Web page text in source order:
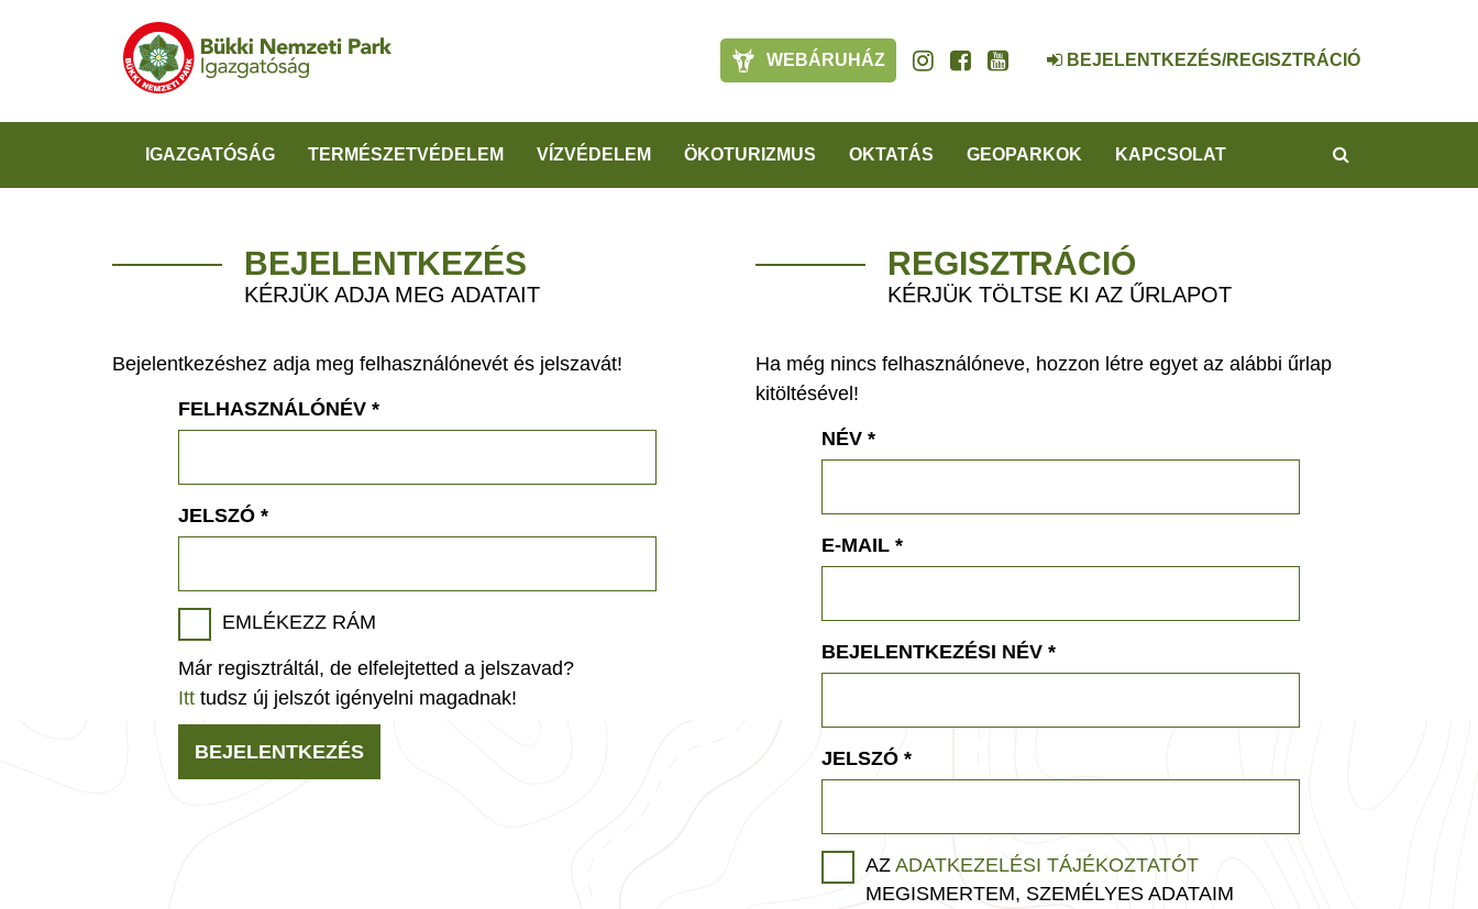
WEBÁRUHÁZ BEJELENTKEZÉS/REGISZTRÁCIÓ
IGAZGATÓSÁG TERMÉSZETVÉDELEM VÍZVÉDELEM ÖKOTURIZMUS OKTATÁS GEOPARKOK KAPCSOLAT
BEJELENTKEZÉS
KÉRJÜK ADJA MEG ADATAIT
Bejelentkezéshez adja meg felhasználónevét és jelszavát!
FELHASZNÁLÓNÉV *
JELSZÓ *
EMLÉKEZZ RÁM
Már regisztráltál, de elfelejtetted a jelszavad?
Itt tudsz új jelszót igényelni magadnak!
BEJELENTKEZÉS
REGISZTRÁCIÓ
KÉRJÜK TÖLTSE KI AZ ŰRLAPOT
Ha még nincs felhasználóneve, hozzon létre egyet az alábbi űrlap
kitöltésével!
NÉV *
E-MAIL *
BEJELENTKEZÉSI NÉV *
JELSZÓ *
AZ ADATKEZELÉSI TÁJÉKOZTATÓT
MEGISMERTEM, SZEMÉLYES ADATAIM